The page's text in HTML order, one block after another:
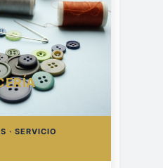
· SERVICIO